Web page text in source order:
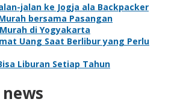
jalan ke Jogja ala Backpacker
bersama Pasangan
di Yogyakarta
Uang Saat Berlibur yang Perlu
Liburan Setiap Tahun